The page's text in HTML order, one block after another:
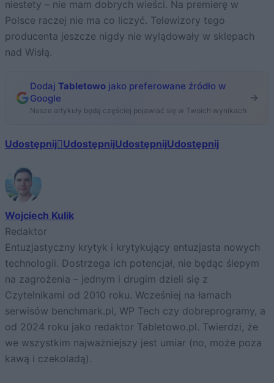
niestety – nie mam dobrych wieści. Na premierę w
Polsce raczej nie ma co liczyć. Telewizory tego
producenta jeszcze nigdy nie wylądowały w sklepach
nad Wisłą.
Dodaj Tabletowo jako preferowane źródło w
Google
Nasze artykuły będą częściej pojawiać się w Twoich wynikach
Udostępnij UdostępnijUdostępnijUdostępnij
Wojciech Kulik
Redaktor
Entuzjastyczny krytyk i krytykujący entuzjasta nowych
technologii. Dostrzega ich potencjał, nie będąc ślepym
na zagrożenia – jednym i drugim dzieli się z
Czytelnikami od 2010 roku. Wcześniej na łamach
serwisów benchmark.pl, WP Tech czy dobreprogramy, a
od 2024 roku jako redaktor Tabletowo.pl. Twierdzi, że
we wszystkim najważniejszy jest umiar (no, może poza
kawą i czekoladą).